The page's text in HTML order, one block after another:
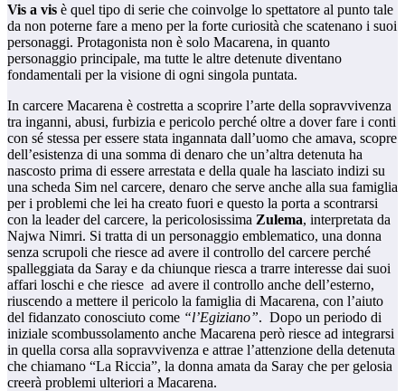
Vis a vis è quel tipo di serie che coinvolge lo spettatore al punto tale
da non poterne fare a meno per la forte curiosità che scatenano i suoi
personaggi. Protagonista non è solo Macarena, in quanto
personaggio principale, ma tutte le altre detenute diventano
fondamentali per la visione di ogni singola puntata.
In carcere Macarena è costretta a scoprire l’arte della sopravvivenza
tra inganni, abusi, furbizia e pericolo perché oltre a dover fare i conti
con sé stessa per essere stata ingannata dall’uomo che amava, scopre
dell’esistenza di una somma di denaro che un’altra detenuta ha
nascosto prima di essere arrestata e della quale ha lasciato indizi su
una scheda Sim nel carcere, denaro che serve anche alla sua famiglia
per i problemi che lei ha creato fuori e questo la porta a scontrarsi
con la leader del carcere, la pericolosissima Zulema, interpretata da
Najwa Nimri. Si tratta di un personaggio emblematico, una donna
senza scrupoli che riesce ad avere il controllo del carcere perché
spalleggiata da Saray e da chiunque riesca a trarre interesse dai suoi
affari loschi e che riesce ad avere il controllo anche dell’esterno,
riuscendo a mettere il pericolo la famiglia di Macarena, con l’aiuto
del fidanzato conosciuto come “l’Egiziano”. Dopo un periodo di
iniziale scombussolamento anche Macarena però riesce ad integrarsi
in quella corsa alla sopravvivenza e attrae l’attenzione della detenuta
che chiamano “La Riccia”, la donna amata da Saray che per gelosia
creerà problemi ulteriori a Macarena.